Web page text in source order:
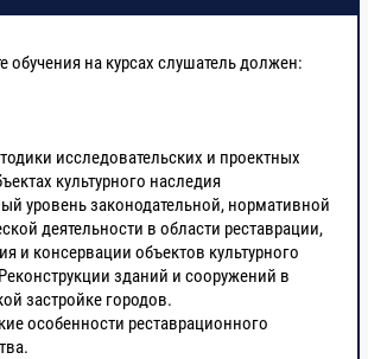
обучения на курсах слушатель должен:
исследовательских и проектных
культурного наследия
уровень законодательной, нормативной
деятельности в области реставрации,
и консервации объектов культурного
зданий и сооружений в
застройке городов.
особенности реставрационного